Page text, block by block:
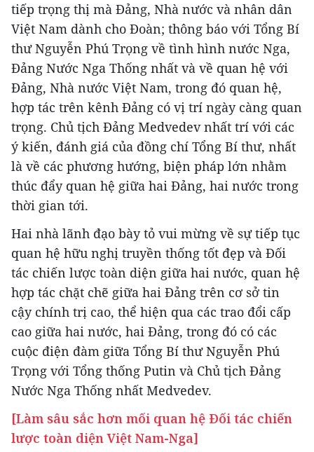
tiếp trọng thị mà Đảng, Nhà nước và nhân dân
Việt Nam dành cho Đoàn; thông báo với Tổng Bí
thư Nguyễn Phú Trọng về tình hình nước Nga,
Đảng Nước Nga Thống nhất và về quan hệ với
Đảng, Nhà nước Việt Nam, trong đó quan hệ,
hợp tác trên kênh Đảng có vị trí ngày càng quan
trọng. Chủ tịch Đảng Medvedev nhất trí với các
ý kiến, đánh giá của đồng chí Tổng Bí thư, nhất
là về các phương hướng, biện pháp lớn nhằm
thúc đẩy quan hệ giữa hai Đảng, hai nước trong
thời gian tới.
Hai nhà lãnh đạo bày tỏ vui mừng về sự tiếp tục
quan hệ hữu nghị truyền thống tốt đẹp và Đối
tác chiến lược toàn diện giữa hai nước, quan hệ
hợp tác chặt chẽ giữa hai Đảng trên cơ sở tin
cậy chính trị cao, thể hiện qua các trao đổi cấp
cao giữa hai nước, hai Đảng, trong đó có các
cuộc điện đàm giữa Tổng Bí thư Nguyễn Phú
Trọng với Tổng thống Putin và Chủ tịch Đảng
Nước Nga Thống nhất Medvedev.
[Làm sâu sắc hơn mối quan hệ Đối tác chiến
lược toàn diện Việt Nam-Nga]